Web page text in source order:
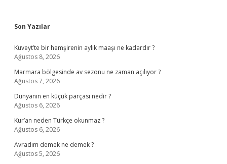
Sidebar
Son Yazılar
Kuveyt’te bir hemşirenin aylık maaşı ne kadardır ?
Ağustos 8, 2026
Marmara bölgesinde av sezonu ne zaman açılıyor ?
Ağustos 7, 2026
Dünyanın en küçük parçası nedir ?
Ağustos 6, 2026
Kur’an neden Türkçe okunmaz ?
Ağustos 6, 2026
Avradım demek ne demek ?
Ağustos 5, 2026